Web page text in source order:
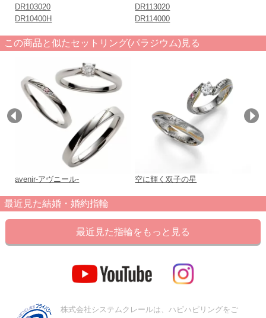
DR103020
DR10400H
DR113020
DR114000
この商品と似たセットリング(パラジウム)見る
avenir-アヴニール- 空に輝く双子の星
最近見た結婚・婚約指輪
最近見た指輪をもっと見る
株式会社システムクレールは、ハピハピリングをご